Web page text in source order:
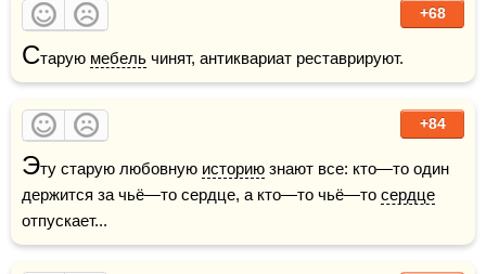
+68
Старую мебель чинят, антиквариат реставрируют.
+84
Эту старую любовную историю знают все: кто—то один
держится за чьё—то сердце, а кто—то чьё—то сердце
отпускает...